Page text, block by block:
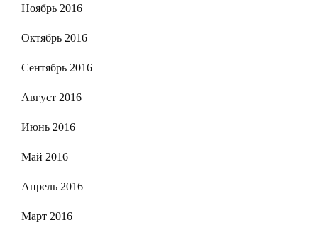
Ноябрь 2016
Октябрь 2016
Сентябрь 2016
Август 2016
Июнь 2016
Май 2016
Апрель 2016
Март 2016